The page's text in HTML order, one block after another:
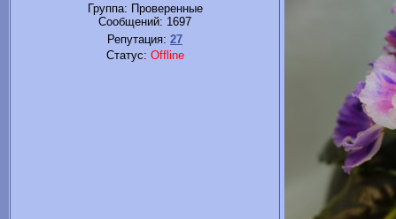
Группа: Проверенные
Сообщений: 1697
Репутация: 27
Статус: Offline